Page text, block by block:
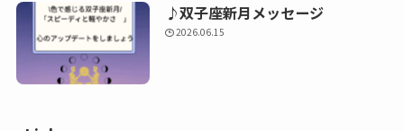
♪双子座新月メッセージ
2026.06.15